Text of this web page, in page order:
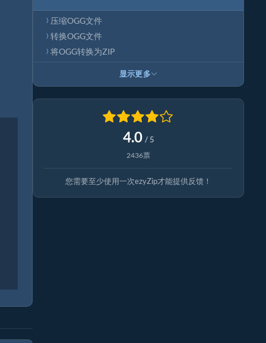
压缩OGG文件
转换OGG文件
将OGG转换为ZIP
显示更多
4.0 / 5
2436票
您需要至少使用一次ezyZip才能提供反馈！